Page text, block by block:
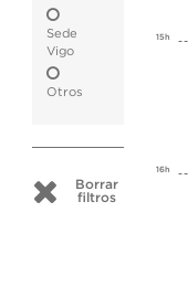
Sede
Vigo
Otros
Borrar
filtros
15h
16h